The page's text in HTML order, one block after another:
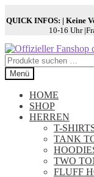
QUICK INFOS: | Keine
10-16 Uhr
Zur
Navigation
springen
Zum
Inhalt
springen
Suchen
nach:
Menü
HOME
SHOP
HERREN
T-
TANK
TWO
FLUFF